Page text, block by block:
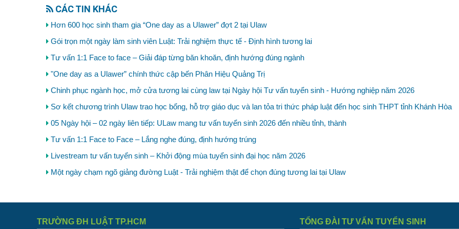
CÁC TIN KHÁC
Hơn 600 học sinh tham gia “One day as a Ulawer” đợt 2 tại Ulaw
Gói trọn một ngày làm sinh viên Luật: Trải nghiệm thực tế - Định hình tương lai
Tư vấn 1:1 Face to face – Giải đáp từng băn khoăn, định hướng đúng ngành
"One day as a Ulawer” chính thức cập bến Phân Hiệu Quảng Trị
Chinh phục ngành học, mở cửa tương lai cùng law tại Ngày hội Tư vấn tuyển sinh - Hướng nghiệp năm 2026
Sơ kết chương trình Ulaw trao học bổng, hỗ trợ giáo dục và lan tỏa tri thức pháp luật đến học sinh THPT tỉnh Khánh Hòa
05 Ngày hội – 02 ngày liên tiếp: ULaw mang tư vấn tuyển sinh 2026 đến nhiều tỉnh, thành
Tư vấn 1:1 Face to Face – Lắng nghe đúng, định hướng trúng
Livestream tư vấn tuyển sinh – Khởi động mùa tuyển sinh đại học năm 2026
Một ngày chạm ngõ giảng đường Luật - Trải nghiệm thật để chọn đúng tương lai tại Ulaw
TRƯỜNG ĐH LUẬT TP.HCM TỔNG ĐÀI TƯ VẤN TUYỂN SINH